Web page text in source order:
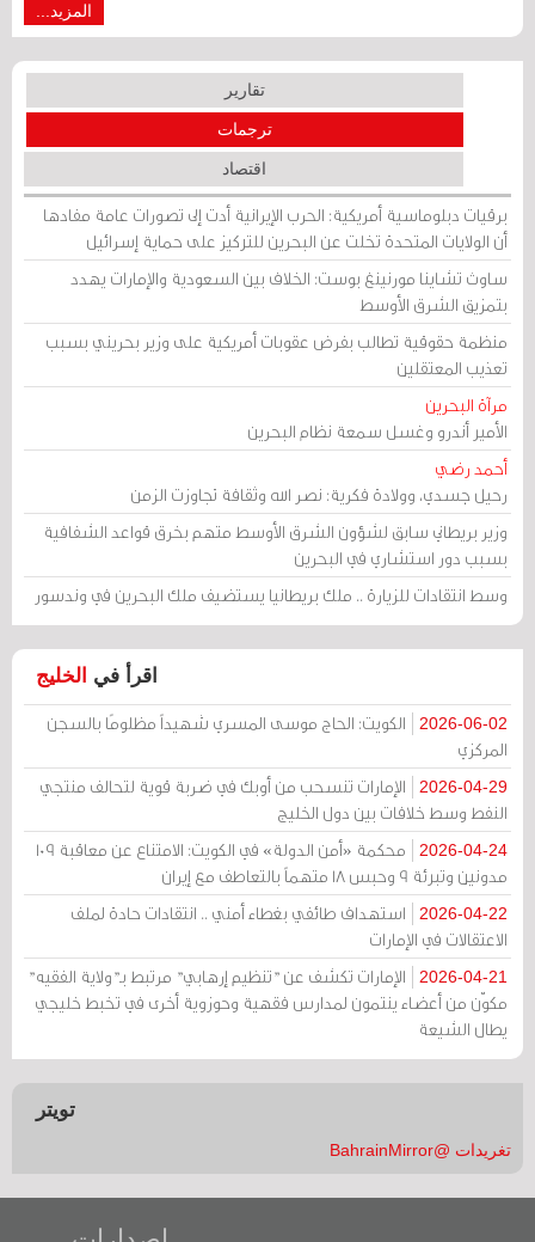
المزيد...
تقارير
ترجمات
اقتصاد
برقيات دبلوماسية أمريكية: الحرب الإيرانية أدت إلى تصورات عامة مفادها
أن الولايات المتحدة تخلت عن البحرين للتركيز على حماية إسرائيل
ساوث تشاينا مورنينغ بوست: الخلاف بين السعودية والإمارات يهدد
بتمزيق الشرق الأوسط
منظمة حقوقية تطالب بفرض عقوبات أمريكية على وزير بحريني بسبب
تعذيب المعتقلين
مرآة البحرين
الأمير أندرو وغسل سمعة نظام البحرين
أحمد رضي
رحيل جسدي، وولادة فكرية: نصر الله وثقافة تجاوزت الزمن
وزير بريطاني سابق لشؤون الشرق الأوسط متهم بخرق قواعد الشفافية
بسبب دور استشاري في البحرين
وسط انتقادات للزيارة .. ملك بريطانيا يستضيف ملك البحرين في وندسور
اقرأ في الخليج
2026-06-02
الكويت: الحاج موسى المسري شهيداً مظلومًا بالسجن
المركزي
2026-04-29
الإمارات تنسحب من أوبك في ضربة قوية لتحالف منتجي
النفط وسط خلافات بين دول الخليج
2026-04-24
محكمة «أمن الدولة» في الكويت: الامتناع عن معاقبة 109
مدونين وتبرئة 9 وحبس 18 متهماً بالتعاطف مع إيران
2026-04-22
استهداف طائفي بغطاء أمني .. انتقادات حادة لملف
الاعتقالات في الإمارات
2026-04-21
الإمارات تكشف عن "تنظيم إرهابي" مرتبط بـ"ولاية الفقيه"
مكوّن من أعضاء ينتمون لمدارس فقهية وحوزوية أخرى في تخبط خليجي
يطال الشيعة
تويتر
تغريدات @BahrainMirror